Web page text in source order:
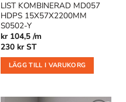
LIST KOMBINERAD MD057
HDPS 15X57X2200MM
S0502-Y
kr 104,5 /m
230 kr ST
LÄGG TILL I VARUKORG